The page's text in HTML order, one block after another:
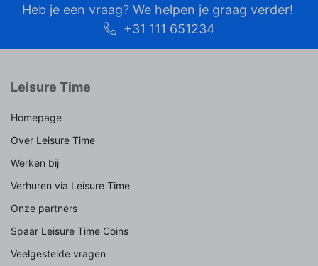
Heb je een vraag? We helpen je graag verder!
+31 111 651234
Leisure Time
Homepage
Over Leisure Time
Werken bij
Verhuren via Leisure Time
Onze partners
Spaar Leisure Time Coins
Veelgestelde vragen